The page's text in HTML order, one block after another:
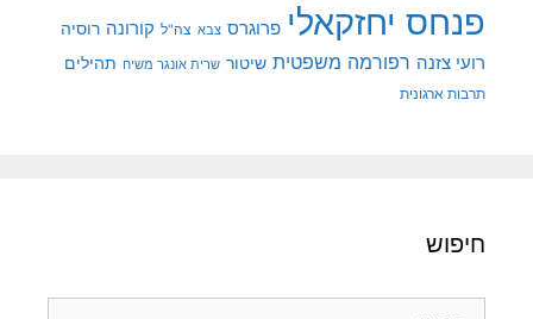
פנחס יחזקאלי פרוגרס צבא צה"ל קורונה רוסיה
רועי צזנה רפורמה משפטית שיטור שרית אונגר משיח תהילים
תרבות ארגונית
חיפוש